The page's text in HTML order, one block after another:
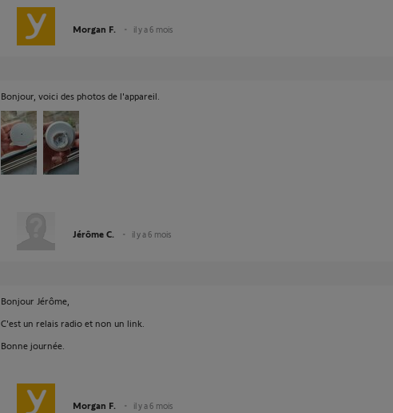
Morgan F. il y a 6 mois
Bonjour, voici des photos de l'appareil.
Jérôme C. il y a 6 mois
Bonjour Jérôme,
C'est un relais radio et non un link.
Bonne journée.
Morgan F. il y a 6 mois